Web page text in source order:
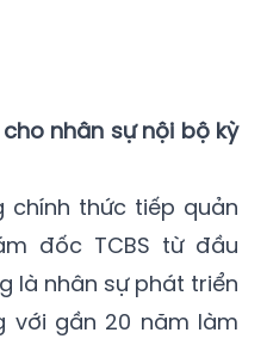
nhân sự nội bộ kỳ
chính thức tiếp quản
đốc TCBS từ đầu